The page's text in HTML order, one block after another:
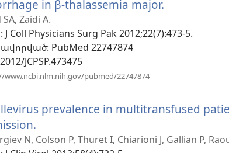
in β-thalassemia major.
նոր
Zaidi A.
‎: J Coll Physicians Surg Pak 2012;22(7):473-5.
‎: PubMed 22747874
JCPSP.473475
www.ncbi.nlm.nih.gov/pubmed/22747874
պատուհան)
prevalence in multitransfused
է
N, Colson P, Thuret I, Chiarioni J, Gallian P,